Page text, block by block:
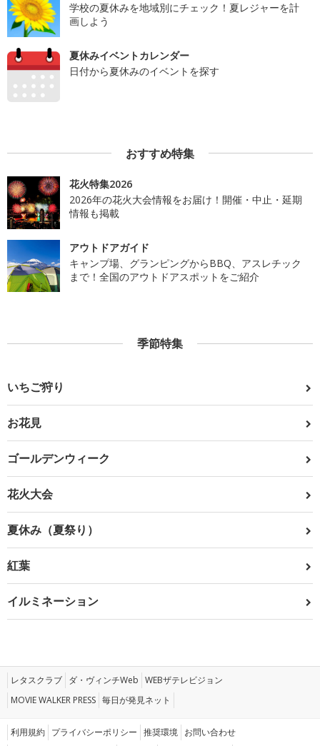
学校の夏休みを地域別にチェック！夏レジャーを計
画しよう
夏休みイベントカレンダー
日付から夏休みのイベントを探す
おすすめ特集
花火特集2026
2026年の花火大会情報をお届け！開催・中止・延期
情報も掲載
アウトドアガイド
キャンプ場、グランピングからBBQ、アスレチック
まで！全国のアウトドアスポットをご紹介
季節特集
いちご狩り
お花見
ゴールデンウィーク
花火大会
夏休み（夏祭り）
紅葉
イルミネーション
レタスクラブ ダ・ヴィンチWeb WEBザテレビジョン
MOVIE WALKER PRESS 毎日が発見ネット
利用規約 プライバシーポリシー 推奨環境 お問い合わせ